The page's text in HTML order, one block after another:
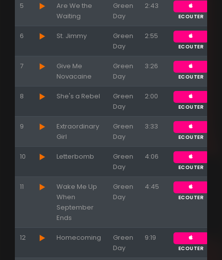
5
Are We the
Waiting
Green
Day
2:43
ECOUTER
6 St. Jimmy
Green
Day
2:55
ECOUTER
7
Give Me
Novacaine
Green
Day
3:26
ECOUTER
8 She's a Rebel
Green
Day
2:00
ECOUTER
9
Extraordinary
Girl
Green
Day
3:33
ECOUTER
10 Letterbomb
Green
Day
4:06
ECOUTER
11
Wake Me Up
When
September
Ends
Green
Day
4:45
ECOUTER
12 Homecoming
Green
Day
9:19
ECOUTER